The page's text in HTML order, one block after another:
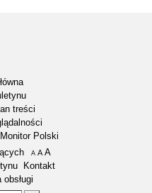
treści
Monitor Polski
A pomniejsz czcionkę
A standardowy rozmiar czcionki
A
Kontakt
obsługi